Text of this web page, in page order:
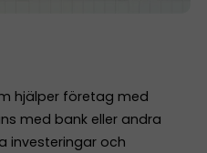
hjälper företag med
med bank eller andra
investeringar och